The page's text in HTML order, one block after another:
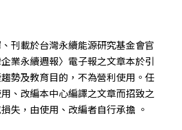
刊載於台灣永續能源研究基金會官
業永續週報〉電子報之文章本於引
勢及教育目的，不為營利使用。任
、改編本中心編譯之文章而招致之
失，由使用、改編者自行承擔 。